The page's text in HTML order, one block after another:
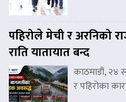
पहिरोले मेची र अरनिको
राति यातायात बन्द
काठमाडौं, २४
र पहिरोका